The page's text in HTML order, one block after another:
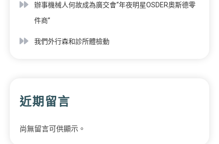
辦事機械人何故成為廣交會“年夜明星OSDER奧斯德零
件商”
我們外行森和診所體檢動
近期留言
尚無留言可供顯示。